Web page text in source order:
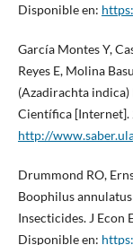
Disponible en:
García Montes Y,
Reyes E, Molina
(Azadirachta
Científica [Internet].
http://
Drummond RO,
Boophilus
Insecticides. J Econ
Disponible en: